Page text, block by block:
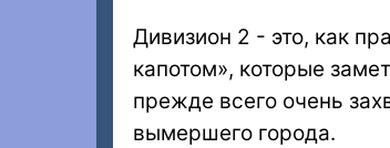
Дивизион 2 - это, как
капотом», которые
прежде всего очень
вымершего города.